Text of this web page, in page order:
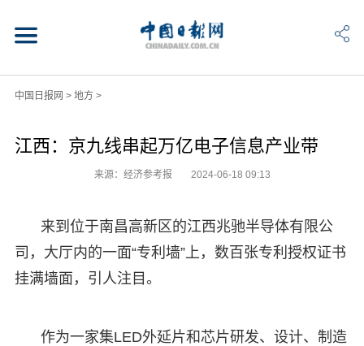
中国日报网 > 地方>
江西：京九线串起万亿电子信息产业带
来源：经济参考报 2024-06-18 09:13
来到位于南昌高新区的江西兆驰半导体有限公
司，大厅内的一面“专利墙”上，数百张专利授权证书
挂满墙面，引人注目。
作为一家集LED外延片和芯片研发、设计、制造